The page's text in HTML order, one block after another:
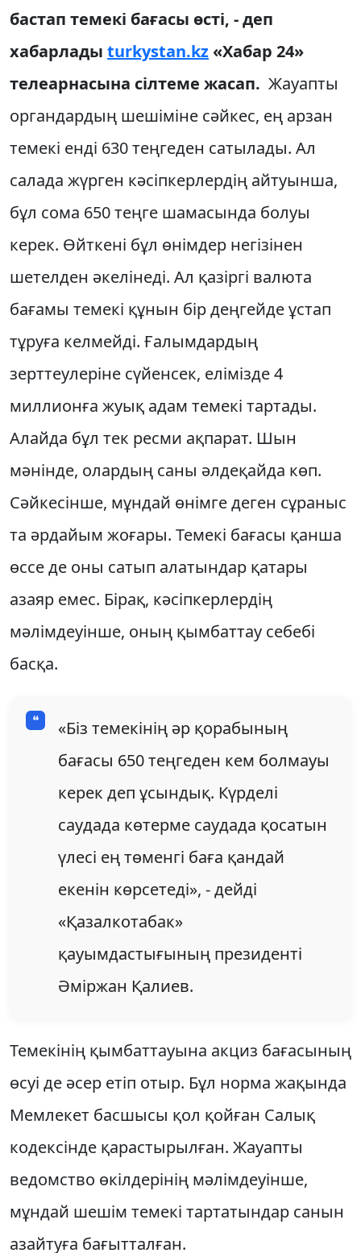
бастап темекі бағасы өсті, -деп
хабарлады turkystan.kz «Хабар 24»
телеарнасына сілтеме жасап. Жауапты
органдардың шешіміне сәйкес, ең арзан
темекі енді 630 теңгеден сатылады. Ал
салада жүрген кәсіпкерлердің айтуынша,
бұл сома 650 теңге шамасында болуы
керек. Өйткені бұл өнімдер негізінен
шетелден әкелінеді. Ал қазіргі валюта
бағамы темекі құнын бір деңгейде ұстап
тұруға келмейді. Ғалымдардың
зерттеулеріне сүйенсек, елімізде 4
миллионға жуық адам темекі тартады.
Алайда бұл тек ресми ақпарат. Шын
мәнінде, олардың саны әлдеқайда көп.
Сәйкесінше, мұндай өнімге деген сұраныс
та әрдайым жоғары. Темекі бағасы қанша
өссе де оны сатып алатындар қатары
азаяр емес. Бірақ, кәсіпкерлердің
мәлімдеуінше, оның қымбаттау себебі
басқа.
«Біз темекінің әр қорабының
бағасы 650 теңгеден кем болмауы
керек деп ұсындық. Күрделі
саудада көтерме саудада қосатын
үлесі ең төменгі баға қандай
екенін көрсетеді», - дейді
«Қазалкотабак»
қауымдастығының президенті
Әміржан Қалиев.
Темекінің қымбаттауына акциз бағасының
өсуі де әсер етіп отыр. Бұл норма жақында
Мемлекет басшысы қол қойған Салық
кодексінде қарастырылған. Жауапты
ведомство өкілдерінің мәлімдеуінше,
мұндай шешім темекі тартатындар санын
азайтуға бағытталған.